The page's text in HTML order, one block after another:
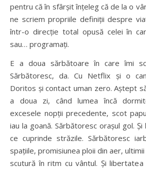
pentru că în sfârșit înțeleg că de la o
ne scriem propriile definiții despre
într-o direcție total opusă celei în
sau… programați.
E a doua sărbătoare în care îmi
Sărbătoresc, da. Cu Netflix și o
Doritos și contact uman zero. Aștept
a doua zi, când lumea încă
excesele nopții precedente, scot
iau la goană. Sărbătoresc orașul gol.
ce cuprinde străzile. Sărbătoresc
spațiile, promisiunea ploii din aer,
scutură în ritm cu vântul. Și